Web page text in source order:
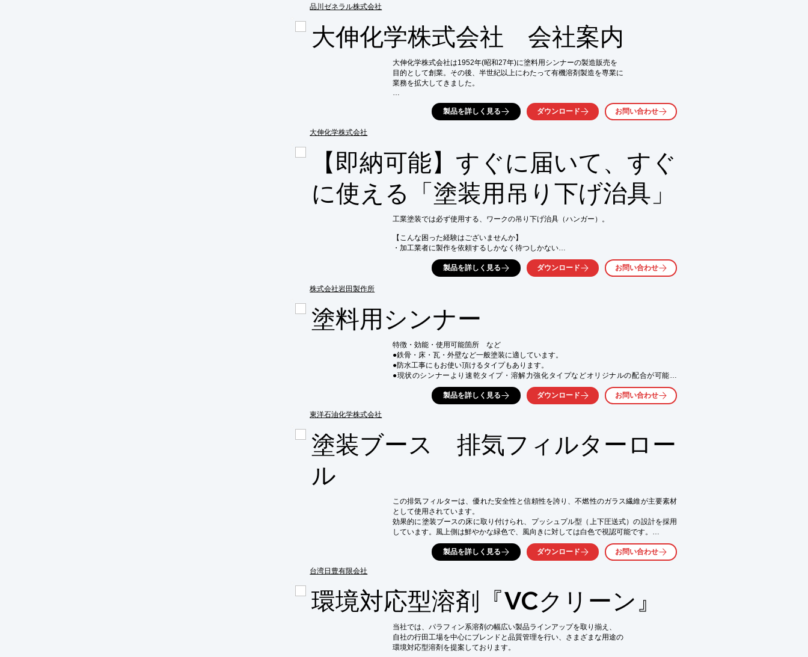
品川ゼネラル株式会社
■規格サイズ：200メッシュ以下（95％以上）
■充填密度：430kg/m3
■荷姿：クラフト袋（20kg）
※詳しくはPDFをダウンロードして頂くか、お問い合わせください。
大伸化学株式会社 会社案内
大伸化学株式会社
大伸化学株式会社は1952年(昭和27年)に塗料用シンナーの製造販売を
目的として創業。その後、半世紀以上にわたって有機溶剤製造を専業に
業務を拡大してきました。
当社は、お客様の様々なご要望に的確にスピーディに安定してお応えする
「責任ある対応力」こそが有機溶剤メーカーとしての企業使命であると考え、
その実現に努力を積み重ねてきました。
保管容量10,890KLの安定供給体制、販売代理店約900社1,700事業所の
即納体制などそのひとつひとつが「責任ある対応力」の象徴であり、
企業努力の成果であると自負しています。
【事業内容】
■塗料の製造販売
■各種化学薬品の製造販売
■前各号の業務に付帯する事業
※詳しくはPDF資料をご覧いただくか、お気軽にお問い合わせ下さい。
製品を詳しく見る ダウンロード お問い合わせ
【即納可能】すぐに届いて、すぐ
に使える「塗装用吊り下げ治具」
株式会社岩田製作所
工業塗装では必ず使用する、ワークの吊り下げ治具（ハンガー）。
【こんな困った経験はございませんか】
・加工業者に製作を依頼するしかなく待つしかない
・すぐに欲しいのに製作に納期がかかる
・加工業者が少なくなり、作ってくれる業者が見つからない
で、
【16時までのご注文】であれば当日出荷、
★岩田製作所では、上記【吊り下げ治具（ハンガー）】以外にも、組み立て式のハンガ
ーやフック（単品）、
耐熱性のあるマスキングプラグ/キャップ/シール/テープもラインアップしております。
製品を詳しく見る ダウンロード お問い合わせ
塗料用シンナー
東洋石油化学株式会社
特徴・効能・使用可能箇所　など
●鉄骨・床・瓦・外壁など一般塗装に適しています。
●防水工事にもお使い頂けるタイプもあります。
●現状のシンナーより速乾タイプ・溶解力強化タイプなどオリジナルの配合が可能で
●フタル酸に使用可能なタイプもあります。
●有機溶剤・特定化学物質が非含有の弱有害性塗料用シンナーも登場。
サンプルをプレゼントしています（期間限定です）
溶解力・乾燥スピードをサンプルでご確認ください。
↓『お問合せ』↓をクリック
製品を詳しく見る ダウンロード お問い合わせ
塗装ブース 排気フィルターロー
ル
台湾日豊有限会社
この排気フィルターは、優れた安全性と信頼性を誇り、不燃性のガラス繊維が主要素材
として使用されています。
効果的に塗装ブースの床に取り付けられ、プッシュプル型（上下圧送式）の設計を採用
しています。風上側は鮮やかな緑色で、風向きに対しては白色で視認可能です。
低い圧縮性能により、形状が安定し、塗料ミストやほこりを効果的に捕捉します。
この排気フィルターの効果的な使用により、環境への不良影響が抑制され、外部に放出
される空気が環境に配慮され、内部の循環空気が清浄な状態を維持します。これによ
製品を詳しく見る ダウンロード お問い合わせ
環境対応型溶剤『VCクリーン』
当社では、パラフィン系溶剤の幅広い製品ラインアップを取り揃え、
自社の行田工場を中心にブレンドと品質管理を行い、さまざまな用途の
環境対応型溶剤を提案しております。